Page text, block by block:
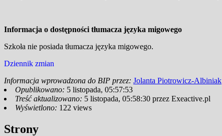
Informacja o dostępności tłumacza języka migowego
Szkoła nie posiada tłumacza języka migowego.
Dziennik zmian
Informacja wprowadzona do BIP przez: Jolanta Piotrowicz-Albiniak
Opublikowano: 5 listopada, 05:57:53
Treść aktualizowano: 5 listopada, 05:58:30 przez Exeactive.pl
Wyświetlono: 122 views
Strony